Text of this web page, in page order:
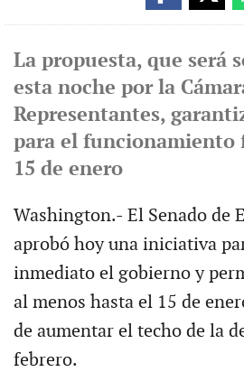
La propuesta, que será
esta noche por la
Representantes,
para el funcionamiento
15 de enero
Washington.- El Senado de
aprobó hoy una iniciativa
inmediato el gobierno y
al menos hasta el 15 de
de aumentar el techo de la
febrero.